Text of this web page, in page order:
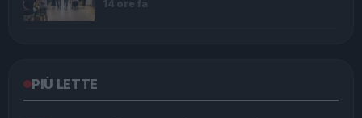
14 ore fa
PIÙ LETTE